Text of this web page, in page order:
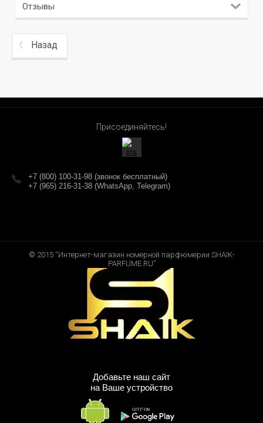
Отзывы
Назад
Присоединяйтесь!
+7 (800) 100-31-98 (звонок бесплатный)
+7 (965) 216-31-38 (WhatsApp, Telegram)
© 2015 “Интернет-магазин номерной парфюмерии SHAIK-
PARFUME.RU”
Добавьте наш сайт
на Ваше устройство